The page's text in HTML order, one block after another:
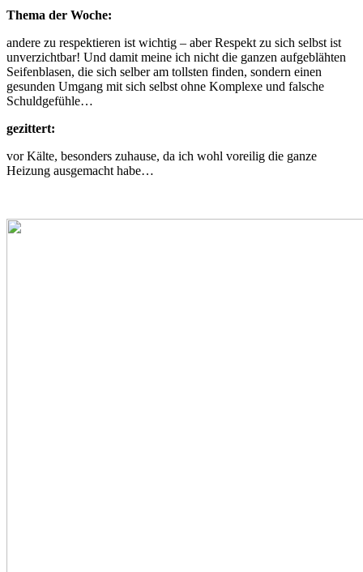
Thema der Woche:
andere zu respektieren ist wichtig – aber Respekt zu sich selbst ist
unverzichtbar! Und damit meine ich nicht die ganzen aufgeblähten
Seifenblasen, die sich selber am tollsten finden, sondern einen
gesunden Umgang mit sich selbst ohne Komplexe und falsche
Schuldgefühle…
gezittert:
vor Kälte, besonders zuhause, da ich wohl voreilig die ganze
Heizung ausgemacht habe…